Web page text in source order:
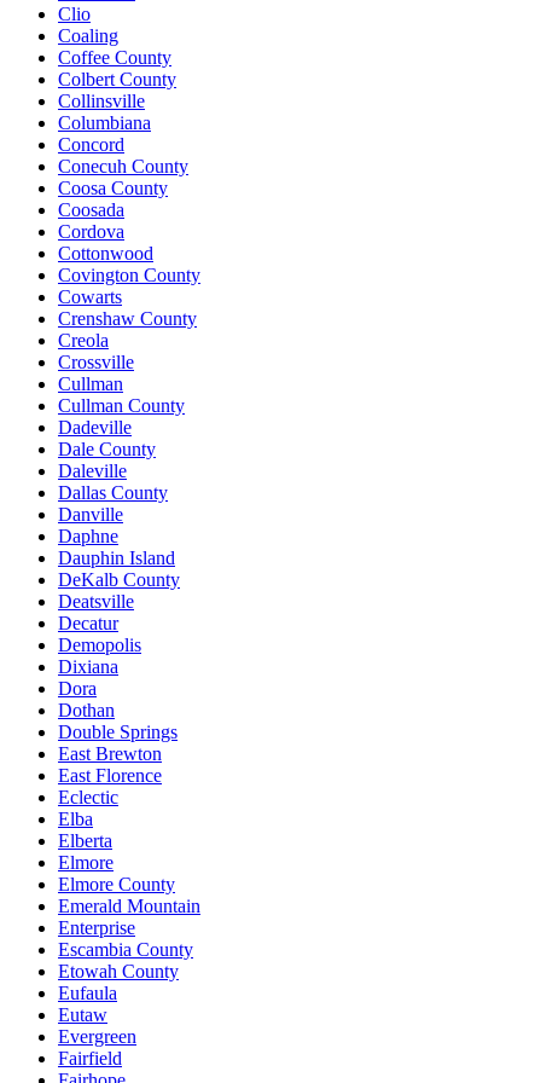
Clio
Coaling
Coffee County
Colbert County
Collinsville
Columbiana
Concord
Conecuh County
Coosa County
Coosada
Cordova
Cottonwood
Covington County
Cowarts
Crenshaw County
Creola
Crossville
Cullman
Cullman County
Dadeville
Dale County
Daleville
Dallas County
Danville
Daphne
Dauphin Island
DeKalb County
Deatsville
Decatur
Demopolis
Dixiana
Dora
Dothan
Double Springs
East Brewton
East Florence
Eclectic
Elba
Elberta
Elmore
Elmore County
Emerald Mountain
Enterprise
Escambia County
Etowah County
Eufaula
Eutaw
Evergreen
Fairfield